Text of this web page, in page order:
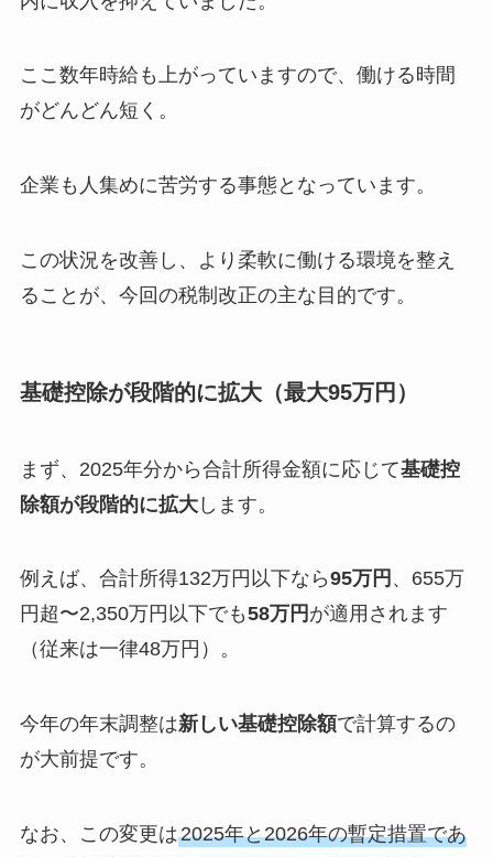
ここ数年時給も上がっていますので、働ける時間
がどんどん短く。
企業も人集めに苦労する事態となっています。
この状況を改善し、より柔軟に働ける環境を整え
ることが、今回の税制改正の主な目的です。
基礎控除が段階的に拡大（最大95万円）
まず、2025年分から合計所得金額に応じて基礎控
除額が段階的に拡大します。
例えば、合計所得132万円以下なら95万円 、655万
円超〜2,350万円以下でも58万円 が適用されます
（従来は一律48万円）。
今年の年末調整は新しい基礎控除額で計算するの
が大前提です。
なお、この変更は2025年と2026年の暫定措置であ